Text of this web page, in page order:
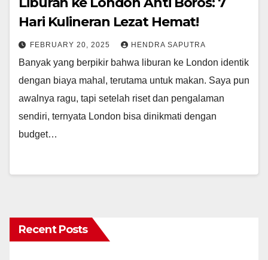
Hari Kulineran Lezat Hemat!
FEBRUARY 20, 2025 HENDRA SAPUTRA
Banyak yang berpikir bahwa liburan ke London identik
dengan biaya mahal, terutama untuk makan. Saya pun
awalnya ragu, tapi setelah riset dan pengalaman
sendiri, ternyata London bisa dinikmati dengan
budget…
Recent Posts